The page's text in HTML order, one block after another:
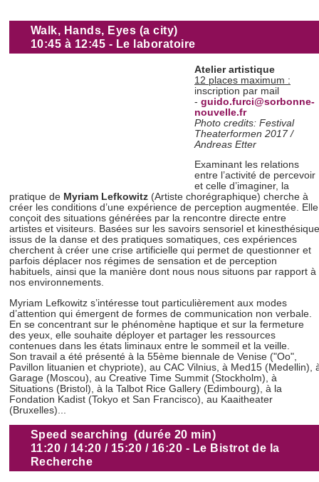
Walk, Hands, Eyes (a city)
10:45 à 12:45 - Le laboratoire
Atelier artistique
12 places maximum :
inscription par mail
- guido.furci@sorbonne-
nouvelle.fr
Photo credits: Festival
Theaterformen 2017 /
Andreas Etter
Examinant les relations
entre l’activité de percevoir
et celle d’imaginer, la
pratique de Myriam Lefkowitz (Artiste chorégraphique) cherche à
créer les conditions d’une expérience de perception augmentée. Elle
conçoit des situations générées par la rencontre directe entre
artistes et visiteurs. Basées sur les savoirs sensoriel et kinesthésique
issus de la danse et des pratiques somatiques, ces expériences
cherchent à créer une crise artificielle qui permet de questionner et
parfois déplacer nos régimes de sensation et de perception
habituels, ainsi que la manière dont nous nous situons par rapport à
nos environnements.
Myriam Lefkowitz s’intéresse tout particulièrement aux modes
d’attention qui émergent de formes de communication non verbale.
En se concentrant sur le phénomène haptique et sur la fermeture
des yeux, elle souhaite déployer et partager les ressources
contenues dans les états liminaux entre le sommeil et la veille.
Son travail a été présenté à la 55ème biennale de Venise ("Oo",
Pavillon lituanien et chypriote), au CAC Vilnius, à Med15 (Medellin),
Garage (Moscou), au Creative Time Summit (Stockholm), à
Situations (Bristol), à la Talbot Rice Gallery (Edimbourg), à la
Fondation Kadist (Tokyo et San Francisco), au Kaaitheater
(Bruxelles)...
Speed searching (durée 20 min)
11:20 / 14:20 / 15:20 / 16:20 - Le Bistrot de la
Recherche